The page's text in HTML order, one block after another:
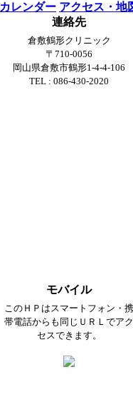
カレンダー アクセス・地
連絡先
倉敷鶴形クリニック
〒710-0056
岡山県倉敷市鶴形1-4-4-106
TEL : 086-430-2020
モバイル
このＨＰはスマートフォン・携
帯電話からも同じＵＲＬでアク
セスできます。